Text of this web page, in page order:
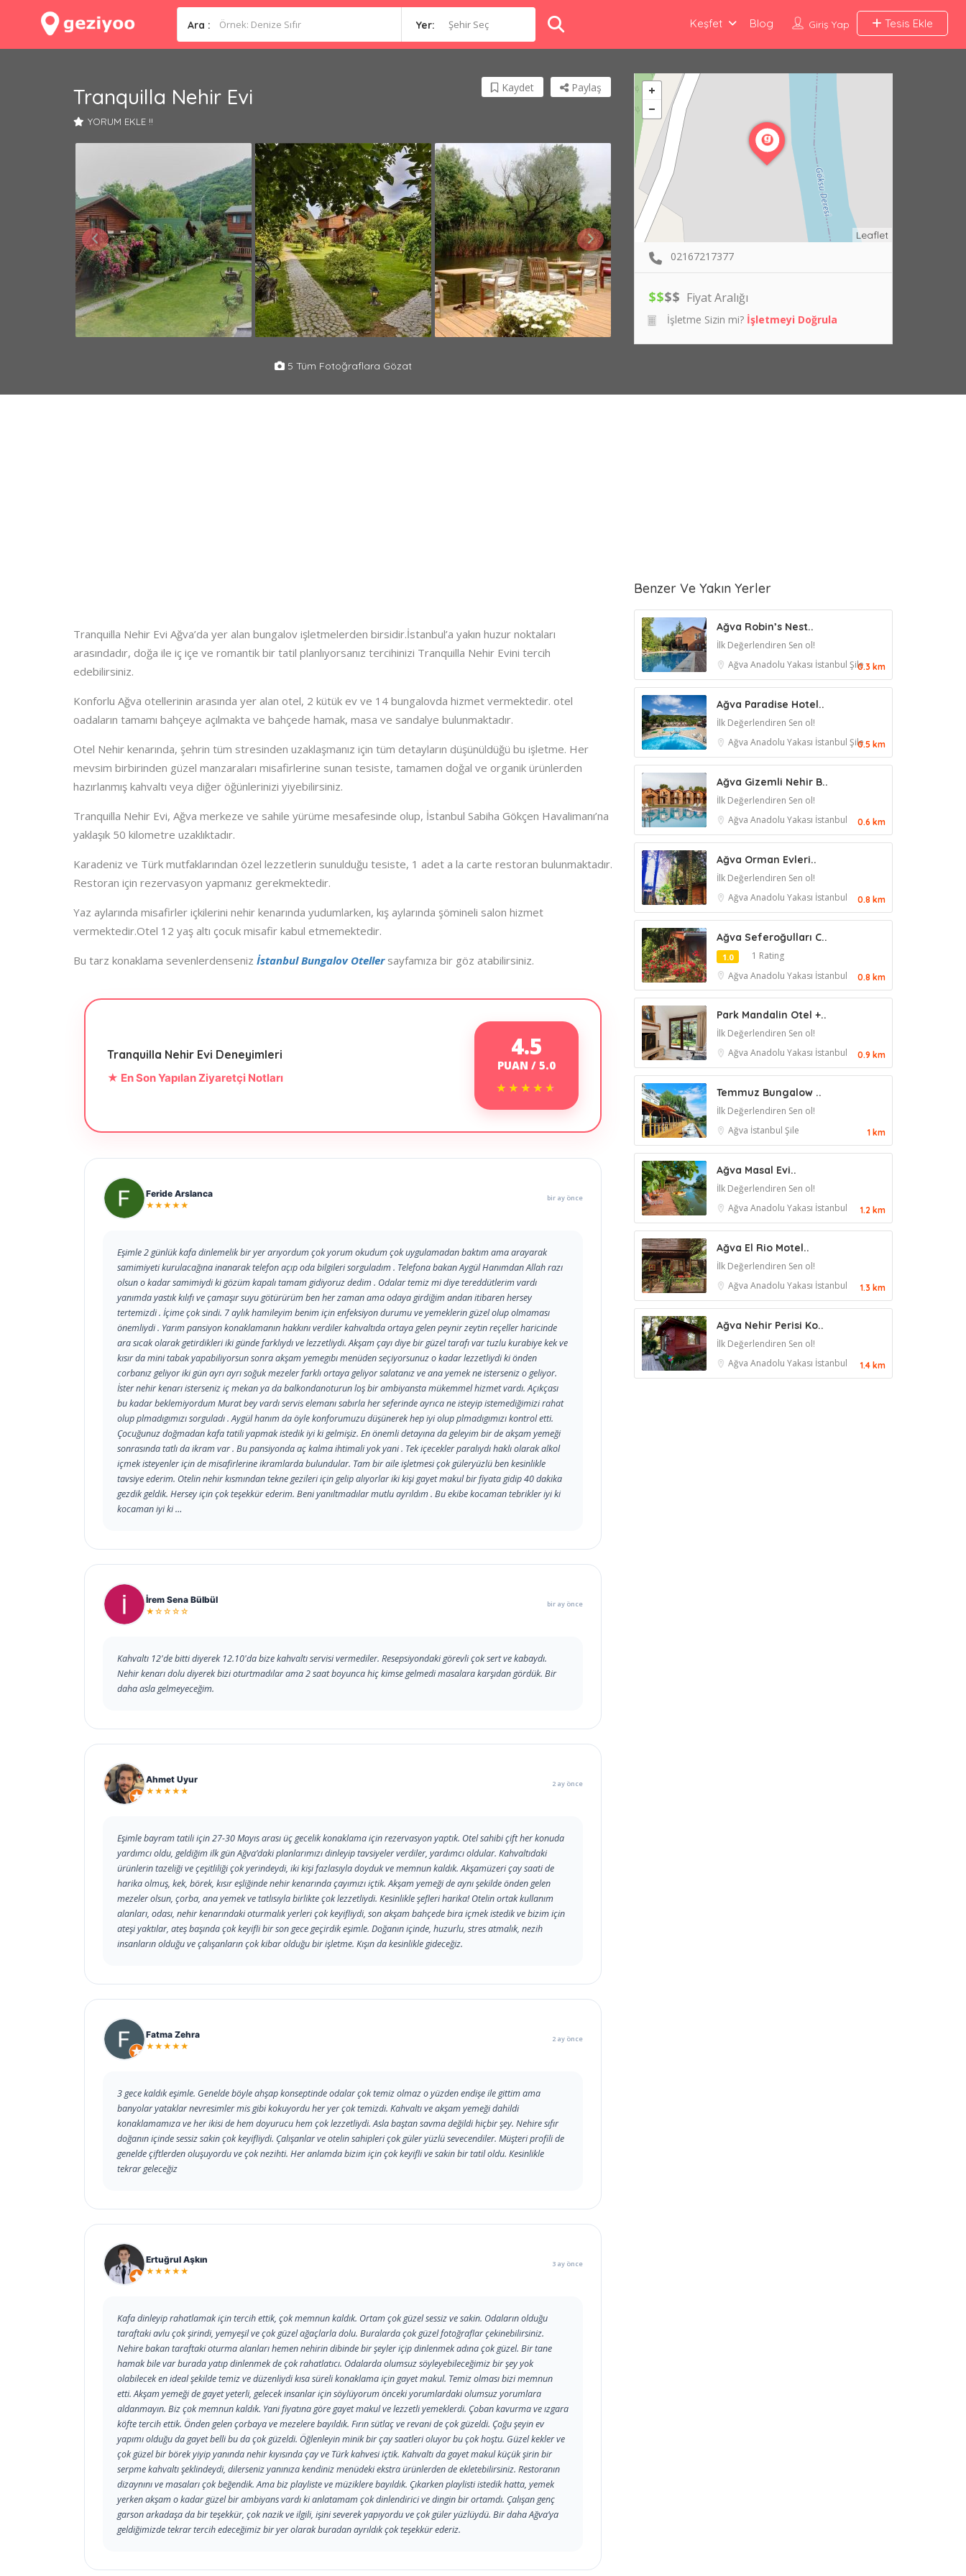
Ara : Yer: Şehir Seç Giriş Yap Tesis Ekle
Keşfet Blog
Tranquilla Nehir Evi
YORUM EKLE !!
Paylaş
Kaydet
5 Tüm Fotoğraflara Gözat
Tranquilla Nehir Evi Ağva’da yer alan bungalov işletmelerden birsidir.İstanbul’a yakın huzur noktaları
arasındadır, doğa ile iç içe ve romantik bir tatil planlıyorsanız tercihinizi Tranquilla Nehir Evini tercih
edebilirsiniz.
Konforlu Ağva otellerinin arasında yer alan otel, 2 kütük ev ve 14 bungalovda hizmet vermektedir. otel
oadaların tamamı bahçeye açılmakta ve bahçede hamak, masa ve sandalye bulunmaktadır.
Otel Nehir kenarında, şehrin tüm stresinden uzaklaşmanız için tüm detayların düşünüldüğü bu işletme. Her
mevsim birbirinden güzel manzaraları misafirlerine sunan tesiste, tamamen doğal ve organik ürünlerden
hazırlanmış kahvaltı veya diğer öğünlerinizi yiyebilirsiniz.
Tranquilla Nehir Evi, Ağva merkeze ve sahile yürüme mesafesinde olup, İstanbul Sabiha Gökçen Havalimanı’na
yaklaşık 50 kilometre uzaklıktadır.
Karadeniz ve Türk mutfaklarından özel lezzetlerin sunulduğu tesiste, 1 adet a la carte restoran bulunmaktadır.
Restoran için rezervasyon yapmanız gerekmektedir.
Yaz aylarında misafirler içkilerini nehir kenarında yudumlarken, kış aylarında şömineli salon hizmet
vermektedir.Otel 12 yaş altı çocuk misafir kabul etmemektedir.
Bu tarz konaklama sevenlerdenseniz İstanbul Bungalov Otellersayfamıza bir göz atabilirsiniz.
Tranquilla Nehir Evi Deneyimleri
★ En Son Yapılan Ziyaretçi Notları
4.5
PUAN / 5.0
★★★★★
★★★★★
Feride Arslanca
★★★★★
bir ay önce
Eşimle 2 günlük kafa dinlemelik bir yer arıyordum çok yorum okudum çok uygulamadan baktım ama arayarak
samimiyeti kurulacağına inanarak telefon açıp oda bilgileri sorguladım . Telefona bakan Aygül Hanımdan Allah razı
olsun o kadar samimiydi ki gözüm kapalı tamam gidiyoruz dedim . Odalar temiz mi diye tereddütlerim vardı
yanımda yastık kılıfı ve çamaşır suyu götürürüm ben her zaman ama odaya girdiğim andan itibaren hersey
tertemizdi . İçime çok sindi. 7 aylık hamileyim benim için enfeksiyon durumu ve yemeklerin güzel olup olmaması
önemliydi . Yarım pansiyon konaklamanın hakkını verdiler kahvaltıda ortaya gelen peynir zeytin reçeller haricinde
ara sıcak olarak getirdikleri iki günde farklıydı ve lezzetliydi. Akşam çayı diye bir güzel tarafı var tuzlu kurabiye kek ve
kısır da mini tabak yapabiliyorsun sonra akşam yemegıbı menüden seçiyorsunuz o kadar lezzetliydi ki önden
corbanız geliyor iki gün ayrı ayrı soğuk mezeler farklı ortaya geliyor salatanız ve ana yemek ne isterseniz o geliyor.
İster nehir kenarı isterseniz iç mekan ya da balkondanoturun loş bir ambiyansta mükemmel hizmet vardı. Açıkçası
bu kadar beklemiyordum Murat bey vardı servis elemanı sabırla her seferinde ayrıca ne isteyip istemediğimizi rahat
olup plmadıgımızı sorguladı . Aygül hanım da öyle konforumuzu düşünerek hep iyi olup plmadıgımızı kontrol etti.
Çocuğunuz doğmadan kafa tatili yapmak istedik iyi ki gelmişiz. En önemli detayına da geleyim bir de akşam yemeği
sonrasında tatlı da ikram var . Bu pansiyonda aç kalma ihtimali yok yani . Tek içecekler paralıydı haklı olarak alkol
içmek isteyenler için de misafirlerine ikramlarda bulundular. Tam bir aile işletmesi çok güleryüzlü ben kesinlikle
tavsiye ederim. Otelin nehir kısmından tekne gezileri için gelip alıyorlar iki kişi gayet makul bir fiyata gidip 40 dakika
gezdik geldik. Hersey için çok teşekkür ederim. Beni yanıltmadılar mutlu ayrıldım . Bu ekibe kocaman tebrikler iyi ki
kocaman iyi ki …
İrem Sena Bülbül
★☆☆☆☆
bir ay önce
Kahvaltı 12'de bitti diyerek 12.10'da bize kahvaltı servisi vermediler. Resepsiyondaki görevli çok sert ve kabaydı.
Nehir kenarı dolu diyerek bizi oturtmadılar ama 2 saat boyunca hiç kimse gelmedi masalara karşıdan gördük. Bir
daha asla gelmeyeceğim.
Ahmet Uyur
★★★★★
2 ay önce
Eşimle bayram tatili için 27-30 Mayıs arası üç gecelik konaklama için rezervasyon yaptık. Otel sahibi çift her konuda
yardımcı oldu, geldiğim ilk gün Ağva’daki planlarımızı dinleyip tavsiyeler verdiler, yardımcı oldular. Kahvaltıdaki
ürünlerin tazeliği ve çeşitliliği çok yerindeydi, iki kişi fazlasıyla doyduk ve memnun kaldık. Akşamüzeri çay saati de
harika olmuş, kek, börek, kısır eşliğinde nehir kenarında çayımızı içtik. Akşam yemeği de aynı şekilde önden gelen
mezeler olsun, çorba, ana yemek ve tatlısıyla birlikte çok lezzetliydi. Kesinlikle şefleri harika! Otelin ortak kullanım
alanları, odası, nehir kenarındaki oturmalık yerleri çok keyifliydi, son akşam bahçede bira içmek istedik ve bizim için
ateşi yaktılar, ateş başında çok keyifli bir son gece geçirdik eşimle. Doğanın içinde, huzurlu, stres atmalık, nezih
insanların olduğu ve çalışanların çok kibar olduğu bir işletme. Kışın da kesinlikle gideceğiz.
Fatma Zehra
★★★★★
2 ay önce
3 gece kaldık eşimle. Genelde böyle ahşap konseptinde odalar çok temiz olmaz o yüzden endişe ile gittim ama
banyolar yataklar nevresimler mis gibi kokuyordu her yer çok temizdi. Kahvaltı ve akşam yemeği dahildi
konaklamamıza ve her ikisi de hem doyurucu hem çok lezzetliydi. Asla baştan savma değildi hiçbir şey. Nehire sıfır
doğanın içinde sessiz sakin çok keyifliydi. Çalışanlar ve otelin sahipleri çok güler yüzlü sevecendiler. Müşteri profili de
genelde çiftlerden oluşuyordu ve çok nezihti. Her anlamda bizim için çok keyifli ve sakin bir tatil oldu. Kesinlikle
tekrar geleceğiz
Ertuğrul Aşkın
★★★★★
3 ay önce
Kafa dinleyip rahatlamak için tercih ettik, çok memnun kaldık. Ortam çok güzel sessiz ve sakin. Odaların olduğu
taraftaki avlu çok şirindi, yemyeşil ve çok güzel ağaçlarla dolu. Buralarda çok güzel fotoğraflar çekinebilirsiniz.
Nehire bakan taraftaki oturma alanları hemen nehirin dibinde bir şeyler içip dinlenmek adına çok güzel. Bir tane
hamak bile var burada yatıp dinlenmek de çok rahatlatıcı. Odalarda olumsuz söyleyebileceğimiz bir şey yok
olabilecek en ideal şekilde temiz ve düzenliydi kısa süreli konaklama için gayet makul. Temiz olması bizi memnun
etti. Akşam yemeği de gayet yeterli, gelecek insanlar için söylüyorum önceki yorumlardaki olumsuz yorumlara
aldanmayın. Biz çok memnun kaldık. Yani fiyatına göre gayet makul ve lezzetli yemeklerdi. Çoban kavurma ve ızgara
köfte tercih ettik. Önden gelen çorbaya ve mezelere bayıldık. Fırın sütlaç ve revani de çok güzeldi. Çoğu şeyin ev
yapımı olduğu da gayet belli bu da çok güzeldi. Öğlenleyin minik bir çay saatleri oluyor bu çok hoştu. Güzel kekler ve
çok güzel bir börek yiyip yanında nehir kıyısında çay ve Türk kahvesi içtik. Kahvaltı da gayet makul küçük şirin bir
serpme kahvaltı şeklindeydi, dilerseniz yanınıza kendiniz menüdeki ekstra ürünlerden de ekletebilirsiniz. Restoranın
dizaynını ve masaları çok beğendik. Ama biz playliste ve müziklere bayıldık. Çıkarken playlisti istedik hatta, yemek
yerken akşam o kadar güzel bir ambiyans vardı ki anlatamam çok dinlendirici ve dingin bir ortamdı. Çalışan genç
garson arkadaşa da bir teşekkür, çok nazik ve ilgili, işini severek yapıyordu ve çok güler yüzlüydü. Bir daha Ağva’ya
geldiğimizde tekrar tercih edeceğimiz bir yer olarak buradan ayrıldık çok teşekkür ederiz.
Leaflet
02167217377
$$$$ Fiyat Aralığı
İşletme Sizin mi? İşletmeyi Doğrula
Benzer Ve Yakın Yerler
Ağva Robin’s Nest..
İlk Değerlendiren Sen ol!
Ağva Anadolu Yakası İstanbul Şile0.3 km
Ağva Paradise Hotel..
İlk Değerlendiren Sen ol!
Ağva Anadolu Yakası İstanbul Şile0.5 km
Ağva Gizemli Nehir B..
İlk Değerlendiren Sen ol!
Ağva Anadolu Yakası İstanbul 0.6 km
Ağva Orman Evleri..
İlk Değerlendiren Sen ol!
Ağva Anadolu Yakası İstanbul 0.8 km
Ağva Seferoğulları C..
1.0
1 Rating
Ağva Anadolu Yakası İstanbul 0.8 km
Park Mandalin Otel +..
İlk Değerlendiren Sen ol!
Ağva Anadolu Yakası İstanbul 0.9 km
Temmuz Bungalow ..
İlk Değerlendiren Sen ol!
Ağva İstanbul Şile 1 km
Ağva Masal Evi..
İlk Değerlendiren Sen ol!
Ağva Anadolu Yakası İstanbul 1.2 km
Ağva El Rio Motel..
İlk Değerlendiren Sen ol!
Ağva Anadolu Yakası İstanbul 1.3 km
Ağva Nehir Perisi Ko..
İlk Değerlendiren Sen ol!
Ağva Anadolu Yakası İstanbul 1.4 km